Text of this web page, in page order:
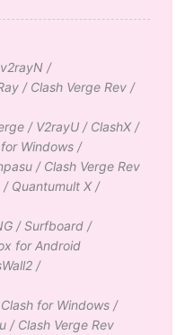
v2rayN/
/ Clash Verge Rev/
/ V2rayU/ ClashX/
Windows/
/ Clash Verge Rev
/ Quantumult X/
/Surfboard/
for Android
/
Clash for Windows/
/ Clash Verge Rev